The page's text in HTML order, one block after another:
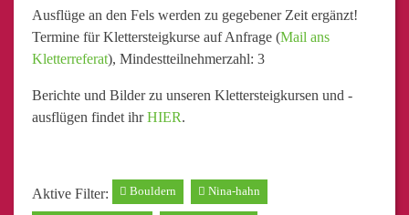
Ausflüge an den Fels werden zu gegebener Zeit ergänzt!
Termine für Klettersteigkurse auf Anfrage (Mail ans
Kletterreferat), Mindestteilnehmerzahl: 3
Berichte und Bilder zu unseren Klettersteigkursen und -
ausflügen findet ihrHIER.
Aktive Filter: Bouldern Nina-hahn